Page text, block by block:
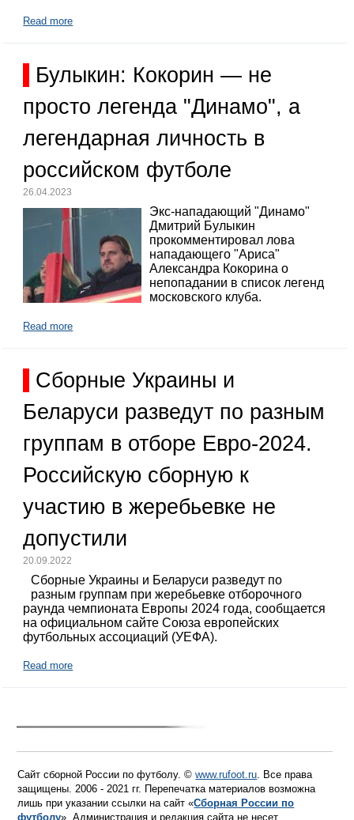
Read more
Булыкин: Кокорин — не
просто легенда "Динамо", а
легендарная личность в
российском футболе
26.04.2023
Экс-нападающий "Динамо"
Дмитрий Булыкин
прокомментировал лова
нападающего "Ариса"
Александра Кокорина о
непопадании в список легенд
московского клуба.
Read more
Сборные Украины и
Беларуси разведут по разным
группам в отборе Евро-2024.
Российскую сборную к
участию в жеребьевке не
допустили
20.09.2022
Сборные Украины и Беларуси разведут по
разным группам при жеребьевке отборочного
раунда чемпионата Европы 2024 года, сообщается
на официальном сайте Союза европейских
футбольных ассоциаций (УЕФА).
Read more
Сайт сборной России по футболу. ©www.rufoot.ru. Все права
защищены. 2006 - 2021 гг. Перепечатка материалов возможна
лишь при указании ссылки на сайт «Сборная России по
футболу». Администрация и редакция сайта не несет